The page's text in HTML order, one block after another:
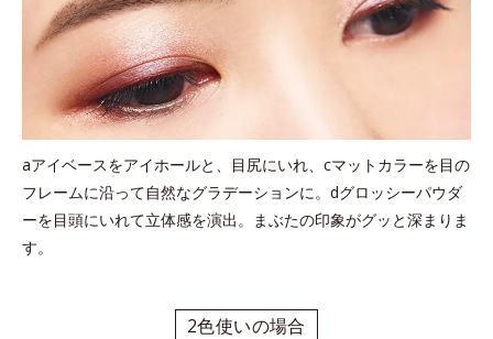
aアイベースをアイホールと、目尻にいれ、cマットカラーを目の
フレームに沿って自然なグラデーションに。dグロッシーパウダ
ーを目頭にいれて立体感を演出。まぶたの印象がグッと深まりま
す。
2色使いの場合